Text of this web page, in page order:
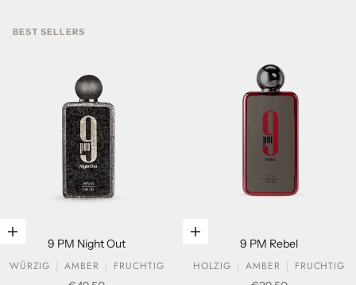
BEST SELLERS
In den Warenkorb legen
9 PM Night Out
WÜRZIG
AMBER
FRUCHTIG
In den Warenkorb legen
9 PM Rebel
HOLZIG
AMBER
FRUCHTIG